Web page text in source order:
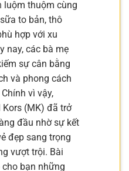
luộm thuộm cùng
to bản, thô
hợp với xu
nay, các bà mẹ
sự cân bằng
và phong cách
vì vậy,
(MK) đã trở
đầu nhờ sự kết
đẹp sang trọng
vượt trội. Bài
bạn những